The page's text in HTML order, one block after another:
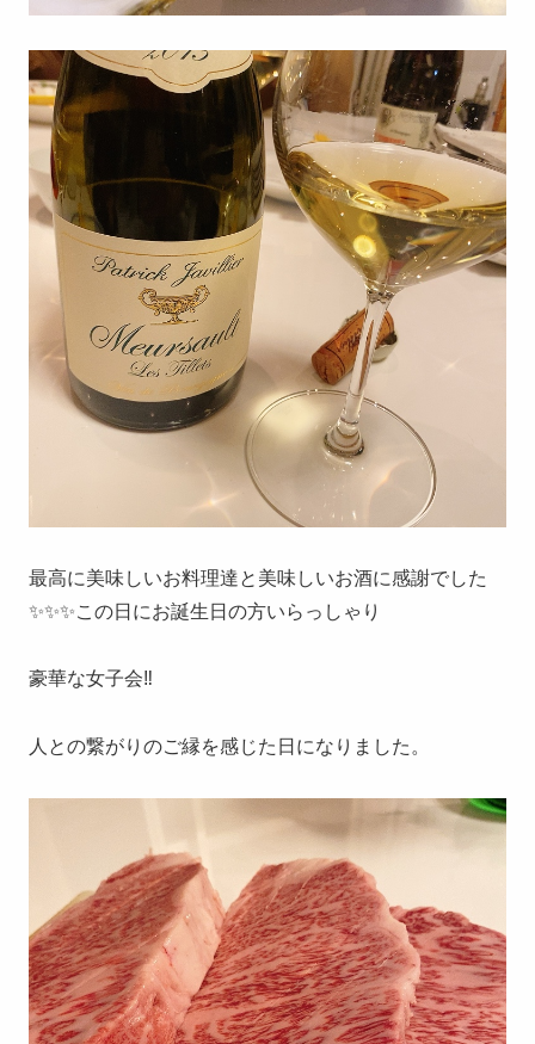
最高に美味しいお料理達と美味しいお酒に感謝でした
✨✨✨この日にお誕生日の方いらっしゃり
豪華な女子会‼︎
人との繋がりのご縁を感じた日になりました。